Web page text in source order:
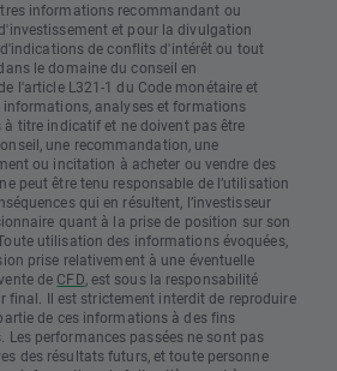
informations recommandant ou
et pour la divulgation
de conflits d'intérêt ou tout
le domaine du conseil en
l'article L321-1 du Code monétaire et
informations, analyses et formations
titre indicatif et ne doivent pas être
une recommandation, une
ou incitation à acheter ou vendre des
peut être tenu responsable de l’utilisation
qui en résultent, l’investisseur
quant à la prise de position sur son
utilisation des informations évoquées,
prise relativement à une éventuelle
de CFD, est sous la responsabilité
final. Il est strictement interdit de reproduire
de ces informations à des fins
Les performances passées ne sont pas
des résultats futurs, et toute personne